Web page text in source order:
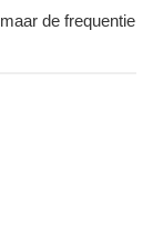
de frequentie